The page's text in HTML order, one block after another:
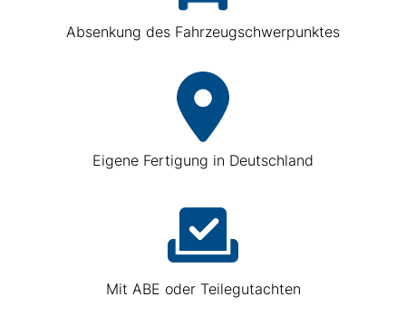
Absenkung des Fahrzeugschwerpunktes
Eigene Fertigung in Deutschland
Mit ABE oder Teilegutachten